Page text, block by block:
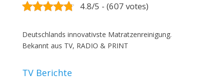
4.8/5 - (607 votes)
Deutschlands innovativste Matratzenreinigung.
Bekannt aus TV, RADIO & PRINT
TV Berichte